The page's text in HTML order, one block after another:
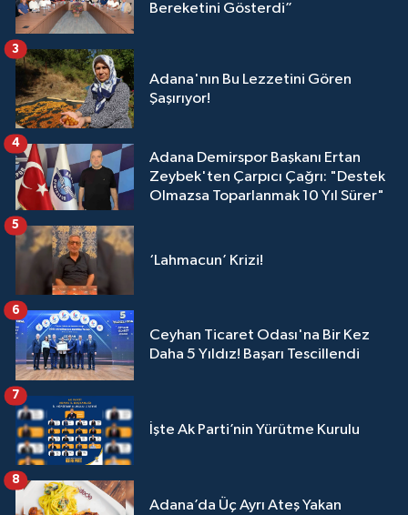
Bereketini Gösterdi”
Adana'nın Bu Lezzetini Gören
Şaşırıyor!
3
Adana Demirspor Başkanı Ertan
Zeybek'ten Çarpıcı Çağrı: "Destek
Olmazsa Toparlanmak 10 Yıl Sürer"
4
‘Lahmacun’ Krizi!
5
Ceyhan Ticaret Odası'na Bir Kez
Daha 5 Yıldız! Başarı Tescillendi
6
İşte Ak Parti’nin Yürütme Kurulu
7
Adana’da Üç Ayrı Ateş Yakan
8